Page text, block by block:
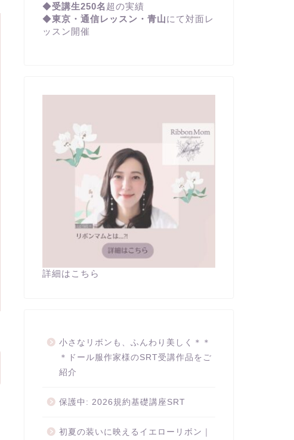
◆受講生250名 超の実績
◆東京・通信レッスン・青山にて対面レ
ッスン開催
詳細はこちら
小さなリボンも、ふんわり美しく＊＊
＊ドール服作家様のSRT受講作品をご
紹介
保護中: 2026規約基礎講座SRT
初夏の装いに映えるイエローリボン｜